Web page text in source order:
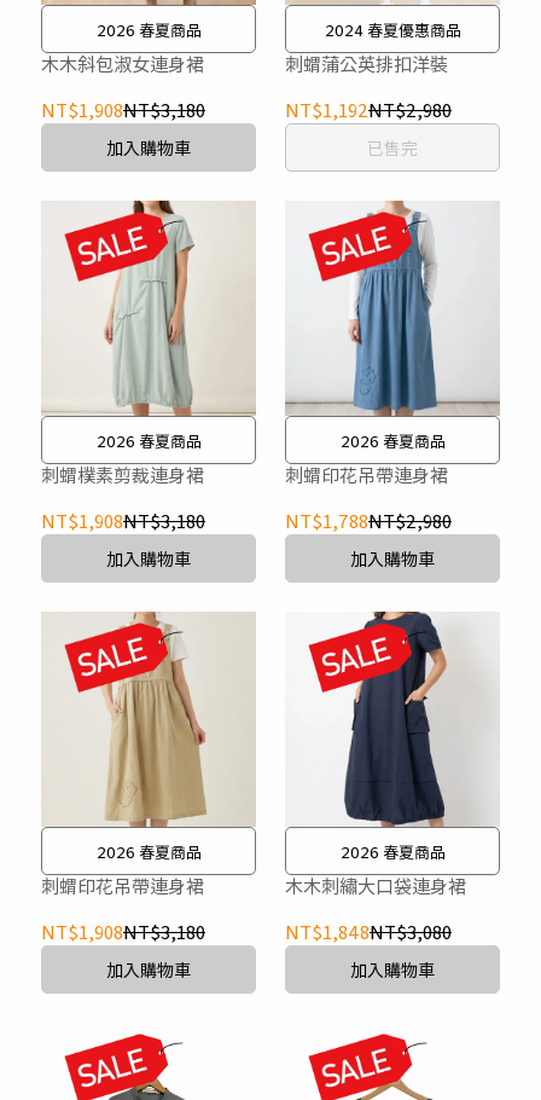
2026 春夏商品
木木斜包淑女連身裙
NT$1,908NT$3,180
加入購物車
2024 春夏優惠商品
刺蝟蒲公英排扣洋裝
NT$1,192NT$2,980
已售完
2026 春夏商品
刺蝟樸素剪裁連身裙
NT$1,908NT$3,180
加入購物車
2026 春夏商品
刺蝟印花吊帶連身裙
NT$1,788NT$2,980
加入購物車
2026 春夏商品
刺蝟印花吊帶連身裙
NT$1,908NT$3,180
加入購物車
2026 春夏商品
木木刺繡大口袋連身裙
NT$1,848NT$3,080
加入購物車